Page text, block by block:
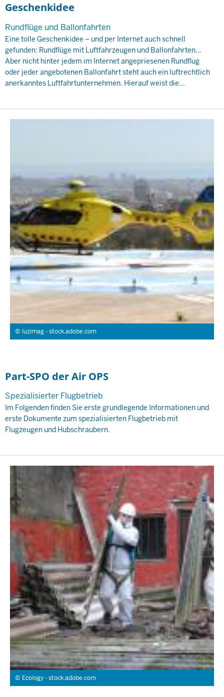
Geschenkidee
Rundflüge und Ballonfahrten
Eine tolle Geschenkidee – und per Internet auch schnell
gefunden: Rundflüge mit Luftfahrzeugen und Ballonfahrten…
Aber nicht hinter jedem im Internet angepriesenen Rundflug
oder jeder angebotenen Ballonfahrt steht auch ein luftrechtlich
anerkanntes Luftfahrtunternehmen. Hierauf weist die...
luzimag - stock.adobe.com
Part-SPO der Air OPS
Spezialisierter Flugbetrieb
Im Folgenden finden Sie erste grundlegende Informationen und
erste Dokumente zum spezialisierten Flugbetrieb mit
Flugzeugen und Hubschraubern.
Ecology - stock.adobe.com